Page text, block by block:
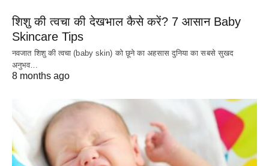
शिशु की त्वचा की देखभाल कैसे करें? 7 आसान Baby
Skincare Tips
नवजात शिशु की त्वचा (baby skin) को छूने का अहसास दुनिया का सबसे सुखद
अनुभव…
8 months ago